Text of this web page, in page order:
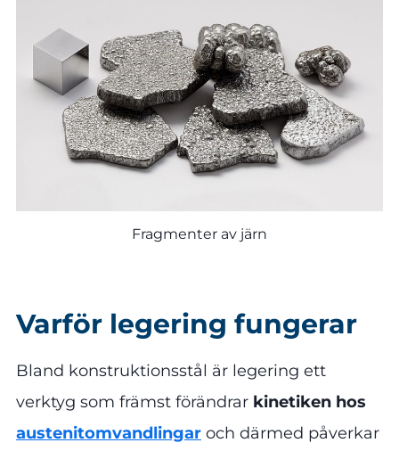
Fragmenter av järn
Varför legering fungerar
Bland konstruktionsstål är legering ett
verktyg som främst förändrar kinetiken hos
austenitomvandlingar och därmed påverkar